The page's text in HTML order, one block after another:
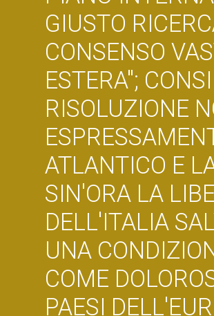
GIUSTO
CONSENSO
ESTERA";
RISOLUZIONE
ATLANTICO E
SIN'ORA LA
DELL'ITALIA
UNA
COME
PAESI